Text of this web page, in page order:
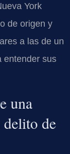
York
de origen y
a las de un
entender sus
una
de